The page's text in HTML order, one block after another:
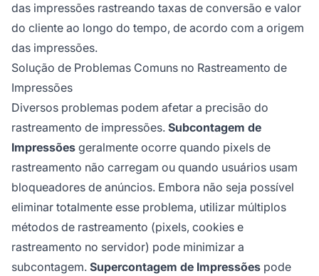
das impressões rastreando taxas de conversão e valor
do cliente ao longo do tempo, de acordo com a origem
das impressões.
Solução de Problemas Comuns no Rastreamento de
Impressões
Diversos problemas podem afetar a precisão do
rastreamento de impressões. Subcontagem de
Impressões geralmente ocorre quando pixels de
rastreamento não carregam ou quando usuários usam
bloqueadores de anúncios. Embora não seja possível
eliminar totalmente esse problema, utilizar múltiplos
métodos de rastreamento (pixels, cookies e
rastreamento no servidor) pode minimizar a
subcontagem. Supercontagem de Impressões pode